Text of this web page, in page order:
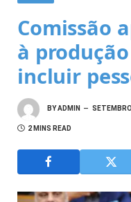
Comissão
à
incluir
BYADMIN
2 MINS READ